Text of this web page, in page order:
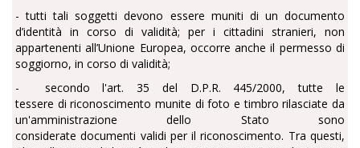
- tutti tali soggetti devono essere muniti di un documento
d’identità in corso di validità; per i cittadini stranieri, non
appartenenti all’Unione Europea, occorre anche il permesso di
soggiorno, in corso di validità;
- secondo l'art. 35 del D.P.R. 445/2000, tutte le
tessere di riconoscimento munite di foto e timbro rilasciate da
un'amministrazione dello Stato sono
considerate documenti validi per il riconoscimento. Tra questi,